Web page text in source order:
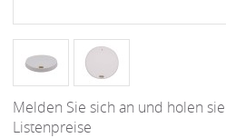
Melden Sie sich an und holen
Listenpreise